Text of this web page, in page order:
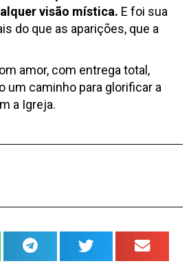
visão mística. E foi sua
do que as aparições, que a
amor, com entrega total,
um caminho para glorificar a
a Igreja.